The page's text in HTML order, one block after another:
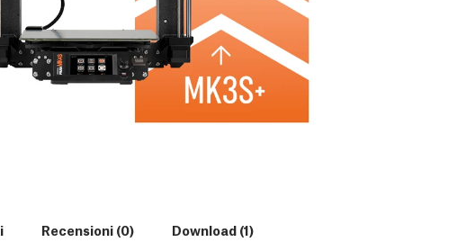
Recensioni (0) Download (1)